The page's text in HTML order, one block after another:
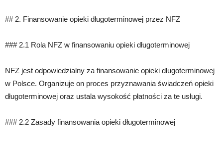
## 2. Finansowanie opieki długoterminowej przez NFZ
### 2.1 Rola NFZ w finansowaniu opieki długoterminowej
NFZ jest odpowiedzialny za finansowanie opieki długoterminowej
w Polsce. Organizuje on proces przyznawania świadczeń opieki
długoterminowej oraz ustala wysokość płatności za te usługi.
### 2.2 Zasady finansowania opieki długoterminowej